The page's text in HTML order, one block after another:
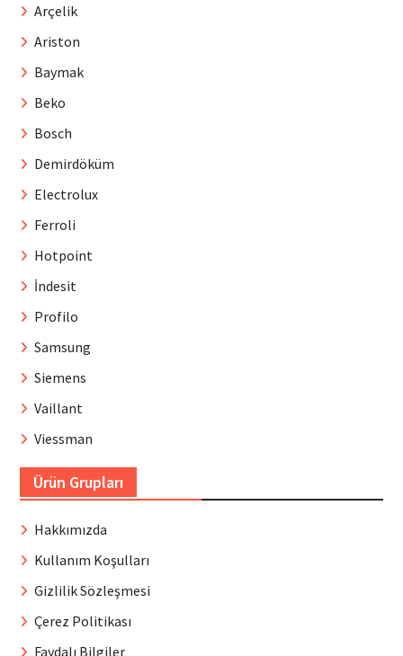
Arçelik
Ariston
Baymak
Beko
Bosch
Demirdöküm
Electrolux
Ferroli
Hotpoint
İndesit
Profilo
Samsung
Siemens
Vaillant
Viessman
Ürün Grupları
Hakkımızda
Kullanım Koşulları
Gizlilik Sözleşmesi
Çerez Politikası
Faydalı Bilgiler